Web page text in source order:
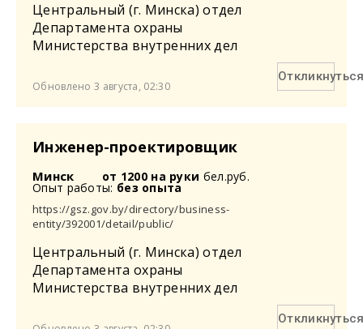
Центральный (г. Минска) отдел
Департамента охраны
Министерства внутренних дел
Обновлено 3 августа, 02:30
Инженер-проектировщик
Минск от 1200 на руки бел.руб.
Опыт работы: без опыта
https://gsz.gov.by/directory/business-
entity/392001/detail/public/
Центральный (г. Минска) отдел
Департамента охраны
Министерства внутренних дел